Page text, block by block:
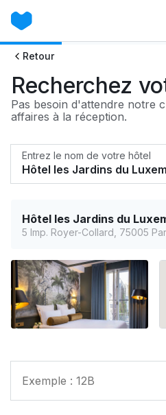
Retour
Recherchez
Pas besoin d'attendre notre
affaires à la réception.
Entrez le nom de votre hôtel
Hôtel les Jardins du
5 Imp. Royer-Collard, 75005